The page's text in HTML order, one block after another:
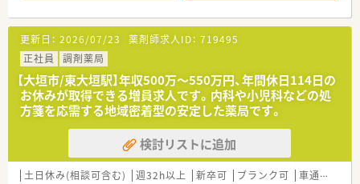
更新日： 2026/07/23 薬剤師求人ID： 719495
正社員
調剤薬局
【大垣市/東大垣駅】年収500万～550万円、年間休日114日の
お休みが取得できる増員求人です。内科や小児科などの処
方箋を応需する地域密着型の安定した薬局です。
検討リストに追加
土日休み(相談可含む) 週32h以上 新卒可 ブランク可 車通勤可